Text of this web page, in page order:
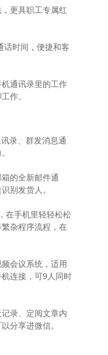
更具职工专属红
话时间，便捷和客
通讯录里的工作
作。
录、群发消息通
的全新邮件通
别发货人。
在手机里轻轻松松
杂程序流程，在
会议系统，适用
连接，可9人同时
录、定阅文章内
分享进微信。